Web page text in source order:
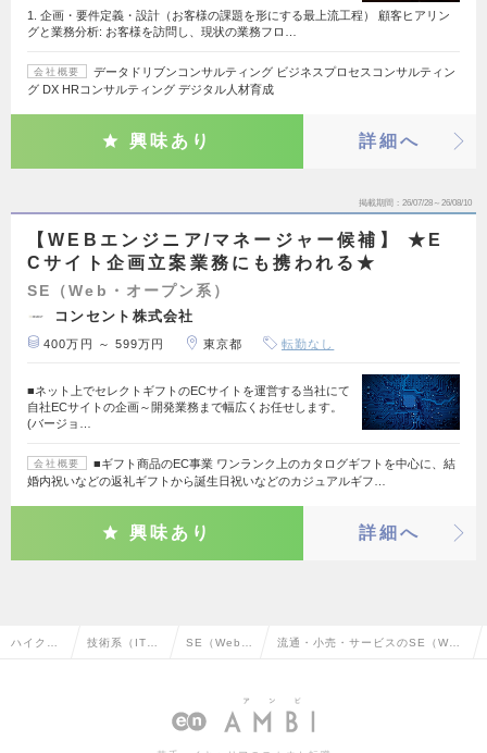
1. 企画・要件定義・設計（お客様の課題を形にする最上流工程） 顧客ヒアリン
グと業務分析: お客様を訪問し、現状の業務フロ…
会社概要
データドリブンコンサルティング ビジネスプロセスコンサルティン
グ DX HRコンサルティング デジタル人材育成
興味あり 詳細へ
掲載期間 26/07/28～26/08/10
【WEBエンジニア/マネージャー候補】 ★E
Cサイト企画立案業務にも携われる★
SE（Web・オープン系）
コンセント株式会社
400万円 ～ 599万円 東京都 転勤なし
■ネット上でセレクトギフトのECサイトを運営する当社にて
自社ECサイトの企画～開発業務まで幅広くお任せします。
(バージョ…
会社概要
■ギフト商品のEC事業 ワンランク上のカタログギフトを中心に、結
婚内祝いなどの返礼ギフトから誕生日祝いなどのカジュアルギフ…
興味あり 詳細へ
ハイクラ 技術系（IT・ SE（Web・
系）
流通・小売・サービスのSE（We
一覧